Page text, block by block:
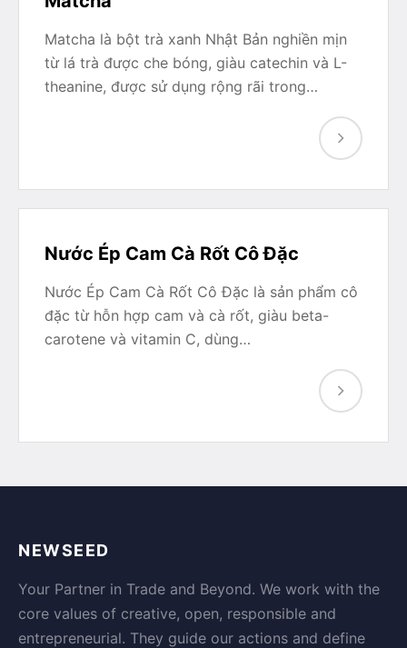
Matcha là bột trà xanh Nhật Bản nghiền mịn
từ lá trà được che bóng, giàu catechin và L-
theanine, được sử dụng rộng rãi trong…
Nước Ép Cam Cà Rốt Cô Đặc
Nước Ép Cam Cà Rốt Cô Đặc là sản phẩm cô
đặc từ hỗn hợp cam và cà rốt, giàu beta-
carotene và vitamin C, dùng…
NEWSEED
Your Partner in Trade and Beyond. We work with the
core values of creative, open, responsible and
entrepreneurial. They guide our actions and define